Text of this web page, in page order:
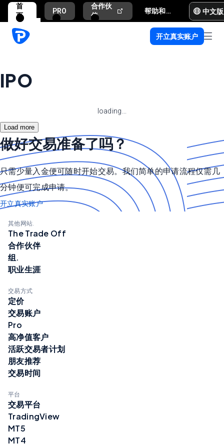
首
页
PRO
合作伙
伴
帮助和支持 中文版
开立真实账户
IPO
loading...
Load more
做好交易准备了吗？
只需少量入金便可随时开始交易。我们简单的申请流程仅需几
分钟便可完成申请。
开立真实账户
其他网站.
The Trade Off
合作伙伴
组.
职业生涯
交易方式
定价
交易账户
Pro
高净值客户
活跃交易者计划
朋友推荐
交易时间
平台
交易平台
TradingView
MT5
MT4